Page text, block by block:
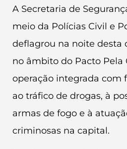
A Secretaria de
meio da Polícias Civil e
deflagrou na noite desta
no âmbito do Pacto Pela
operação integrada com
ao tráfico de drogas, à
armas de fogo e à
criminosas na capital.